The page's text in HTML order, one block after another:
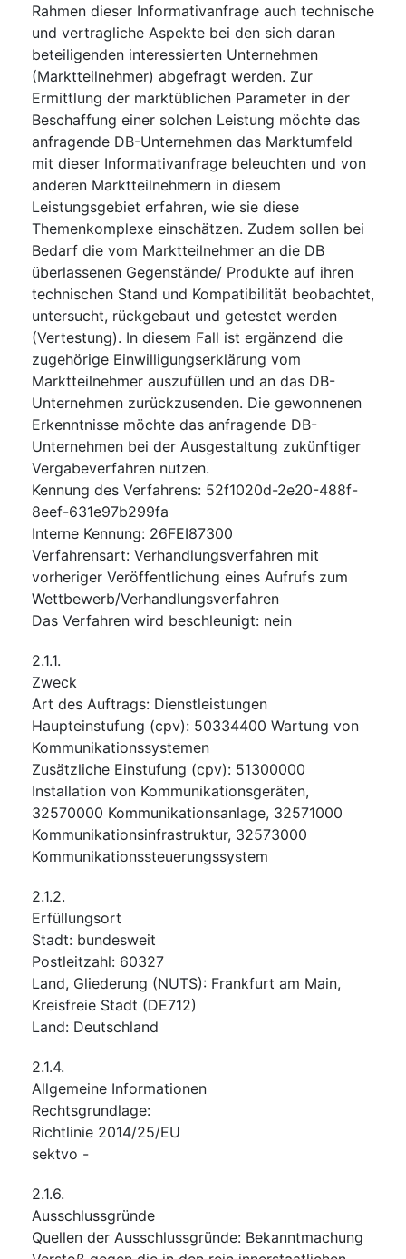
Rahmen dieser Informativanfrage auch technische
und vertragliche Aspekte bei den sich daran
beteiligenden interessierten Unternehmen
(Marktteilnehmer) abgefragt werden. Zur
Ermittlung der marktüblichen Parameter in der
Beschaffung einer solchen Leistung möchte das
anfragende DB-Unternehmen das Marktumfeld
mit dieser Informativanfrage beleuchten und von
anderen Marktteilnehmern in diesem
Leistungsgebiet erfahren, wie sie diese
Themenkomplexe einschätzen. Zudem sollen bei
Bedarf die vom Marktteilnehmer an die DB
überlassenen Gegenstände/ Produkte auf ihren
technischen Stand und Kompatibilität beobachtet,
untersucht, rückgebaut und getestet werden
(Vertestung). In diesem Fall ist ergänzend die
zugehörige Einwilligungserklärung vom
Marktteilnehmer auszufüllen und an das DB-
Unternehmen zurückzusenden. Die gewonnenen
Erkenntnisse möchte das anfragende DB-
Unternehmen bei der Ausgestaltung zukünftiger
Vergabeverfahren nutzen.
Kennung des Verfahrens: 52f1020d-2e20-488f-
8eef-631e97b299fa
Interne Kennung: 26FEI87300
Verfahrensart: Verhandlungsverfahren mit
vorheriger Veröffentlichung eines Aufrufs zum
Wettbewerb/Verhandlungsverfahren
Das Verfahren wird beschleunigt: nein
2.1.1.
Zweck
Art des Auftrags: Dienstleistungen
Haupteinstufung (cpv): 50334400 Wartung von
Kommunikationssystemen
Zusätzliche Einstufung (cpv): 51300000
Installation von Kommunikationsgeräten,
32570000 Kommunikationsanlage, 32571000
Kommunikationsinfrastruktur, 32573000
Kommunikationssteuerungssystem
2.1.2.
Erfüllungsort
Stadt: bundesweit
Postleitzahl: 60327
Land, Gliederung (NUTS): Frankfurt am Main,
Kreisfreie Stadt (DE712)
Land: Deutschland
2.1.4.
Allgemeine Informationen
Rechtsgrundlage:
Richtlinie 2014/25/EU
sektvo -
2.1.6.
Ausschlussgründe
Quellen der Ausschlussgründe: Bekanntmachung